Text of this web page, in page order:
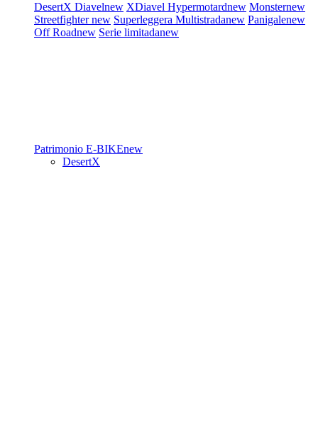
DesertX Diavelnew XDiavel Hypermotardnew Monsternew
Streetfighternew Superleggera Multistradanew Panigalenew
Off Roadnew Serie limitadanew
Patrimonio E-BIKEnew
DesertX